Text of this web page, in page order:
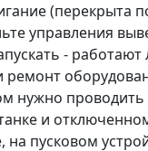
(перекрыта
управления
-
нужно проводить
и
на пусковом